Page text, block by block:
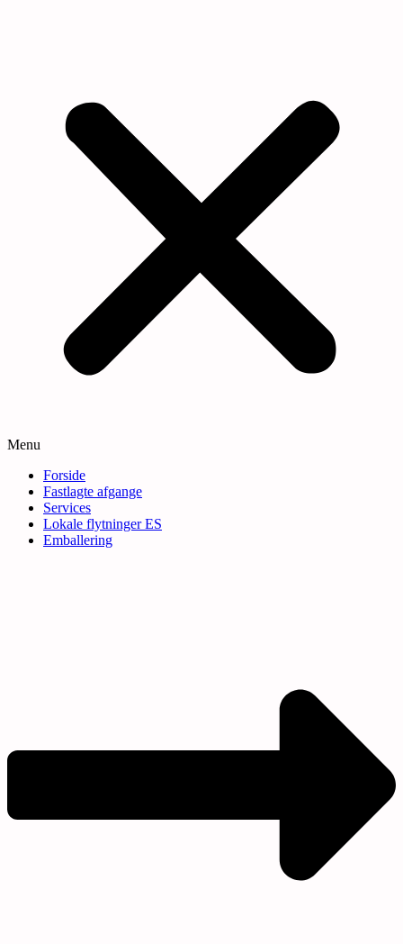
Menu
Forside
Fastlagte afgange
Services
Lokale flytninger ES
Emballering